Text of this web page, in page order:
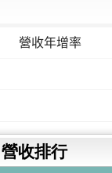
營收年增率